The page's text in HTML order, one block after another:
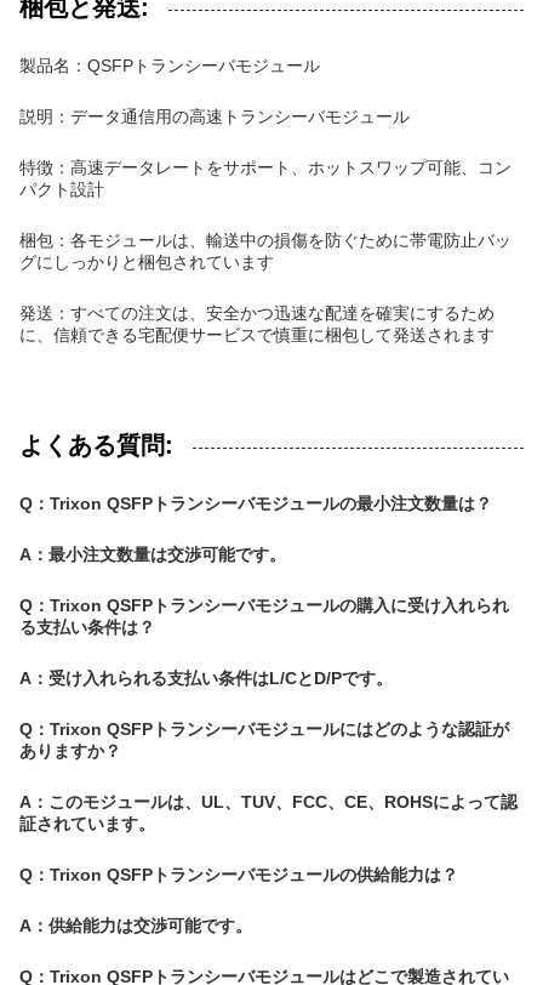
梱包と発送:
製品名：QSFPトランシーバモジュール
説明：データ通信用の高速トランシーバモジュール
特徴：高速データレートをサポート、ホットスワップ可能、コン
パクト設計
梱包：各モジュールは、輸送中の損傷を防ぐために帯電防止バッ
グにしっかりと梱包されています
発送：すべての注文は、安全かつ迅速な配達を確実にするため
に、信頼できる宅配便サービスで慎重に梱包して発送されます
よくある質問:
Q：Trixon QSFPトランシーバモジュールの最小注文数量は？
A：最小注文数量は交渉可能です。
Q：Trixon QSFPトランシーバモジュールの購入に受け入れられ
る支払い条件は？
A：受け入れられる支払い条件はL/CとD/Pです。
Q：Trixon QSFPトランシーバモジュールにはどのような認証が
ありますか？
A：このモジュールは、UL、TUV、FCC、CE、ROHSによって認
証されています。
Q：Trixon QSFPトランシーバモジュールの供給能力は？
A：供給能力は交渉可能です。
Q：Trixon QSFPトランシーバモジュールはどこで製造されてい